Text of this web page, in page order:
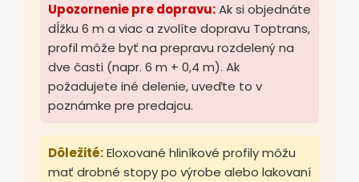
Upozornenie pre dopravu:Ak si objednáte
dĺžku 6 m a viac a zvolíte dopravu Toptrans,
profil môže byť na prepravu rozdelený na
dve časti (napr. 6 m + 0,4 m). Ak
požadujete iné delenie, uveďte to v
poznámke pre predajcu.
Dôležité:Eloxované hliníkové profily môžu
mať drobné stopy po výrobe alebo lakovaní